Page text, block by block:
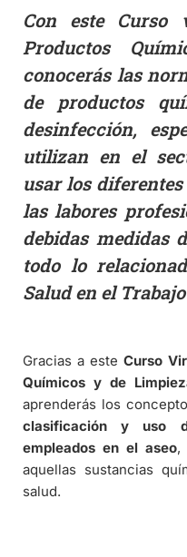
Con este Curso
Productos
conocerás las
de productos
desinfección,
utilizan en el
usar los
las labores
debidas medidas
todo lo
Salud en el
Gracias a este Curso
Químicos y de
aprenderás los
clasificación y uso
empleados en el aseo,
aquellas sustancias
salud.